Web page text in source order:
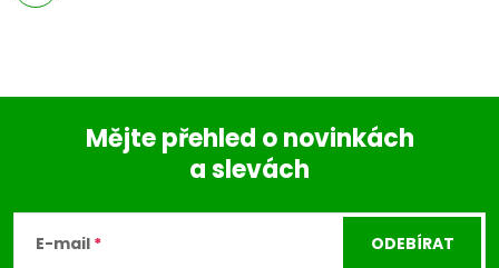
Mějte přehled o novinkách
a slevách
E-mail ODEBÍRAT